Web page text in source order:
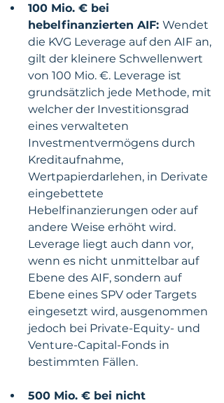
100 Mio. € bei
hebelfinanzierten AIF: Wendet
die KVG Leverage auf den AIF an,
gilt der kleinere Schwellenwert
von 100 Mio. €. Leverage ist
grundsätzlich jede Methode, mit
welcher der Investitionsgrad
eines verwalteten
Investmentvermögens durch
Kreditaufnahme,
Wertpapierdarlehen, in Derivate
eingebettete
Hebelfinanzierungen oder auf
andere Weise erhöht wird.
Leverage liegt auch dann vor,
wenn es nicht unmittelbar auf
Ebene des AIF, sondern auf
Ebene eines SPV oder Targets
eingesetzt wird, ausgenommen
jedoch bei Private-Equity- und
Venture-Capital-Fonds in
bestimmten Fällen.
500 Mio. € bei nicht